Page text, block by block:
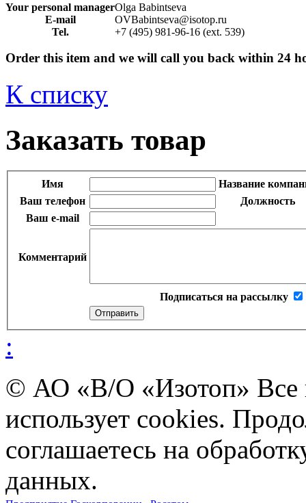
Your personal managerOlga Babintseva
E-mail
OVBabintseva@isotop.ru
Tel.
+7 (495) 981-96-16 (ext. 539)
Order this item and we will call you back within 24
К списку
Заказать товар
Имя
Название
Ваш телефон
Должность
Ваш e-mail
Комментарий
Подписаться на рассылку
:
© АО «В/О «Изотоп» Все
использует cookies.
соглашаетесь на
данных.